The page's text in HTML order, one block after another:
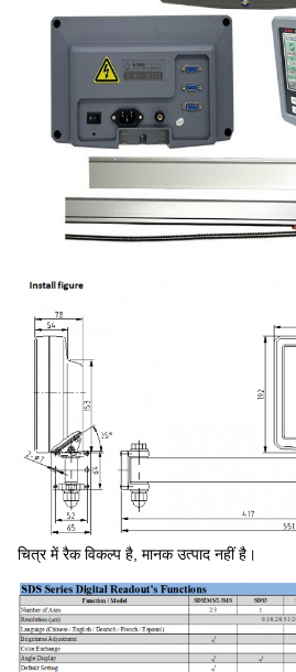
चित्र में रैक विकल्प है, मानक उत्पाद नहीं है।